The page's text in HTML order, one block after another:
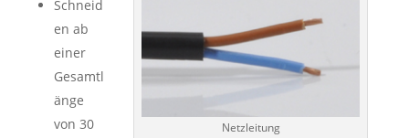
Netzleitung
Schneid
en ab
einer
Gesamtl
änge
von 30